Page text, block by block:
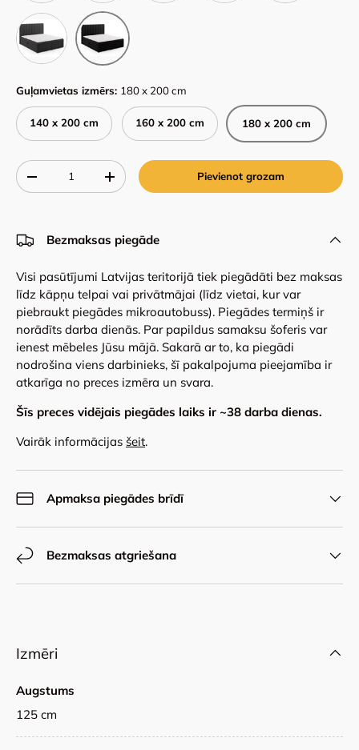
Moly 97 Moly 99
Guļamvietas izmērs: 180 x 200 cm
140 x 200 cm 160 x 200 cm 180 x 200 cm
Qty
-
+ Pievienot grozam
Bezmaksas piegāde
Visi pasūtījumi Latvijas teritorijā tiek piegādāti bez maksas
līdz kāpņu telpai vai privātmājai (līdz vietai, kur var
piebraukt piegādes mikroautobuss). Piegādes termiņš ir
norādīts darba dienās. Par papildus samaksu šoferis var
ienest mēbeles Jūsu mājā. Sakarā ar to, ka piegādi
nodrošina viens darbinieks, šī pakalpojuma pieejamība ir
atkarīga no preces izmēra un svara.
Šīs preces vidējais piegādes laiks ir ~38 darba dienas.
Vairāk informācijas šeit.
Apmaksa piegādes brīdī
Bezmaksas atgriešana
Izmēri
Augstums
125 cm